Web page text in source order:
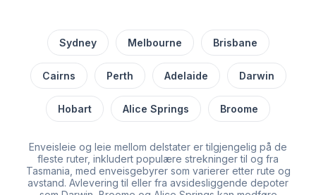
Sydney Melbourne Brisbane
Cairns Perth Adelaide Darwin
Hobart Alice Springs Broome
Enveisleie og leie mellom delstater er tilgjengelig på de
fleste ruter, inkludert populære strekninger til og fra
Tasmania, med enveisgebyrer som varierer etter rute og
avstand. Avlevering til eller fra avsidesliggende depoter